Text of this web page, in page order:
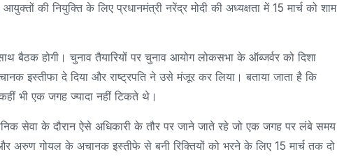
की नियुक्ति के लिए प्रधानमंत्री नरेंद्र मोदी की अध्यक्षता में 15 मार्च को शाम
होगी। चुनाव तैयारियों पर चुनाव आयोग लोकसभा के ऑब्जर्वर को दिशा
इस्तीफा दे दिया और राष्ट्रपति ने उसे मंजूर कर लिया। बताया जाता है कि
भी एक जगह ज्यादा नहीं टिकते थे।
सेवा के दौरान ऐसे अधिकारी के तौर पर जाने जाते रहे जो एक जगह पर लंबे समय
अरुण गोयल के अचानक इस्तीफे से बनी रिक्तियों को भरने के लिए 15 मार्च तक दो